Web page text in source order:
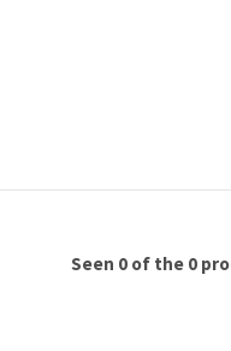
Seen 0 of the 0